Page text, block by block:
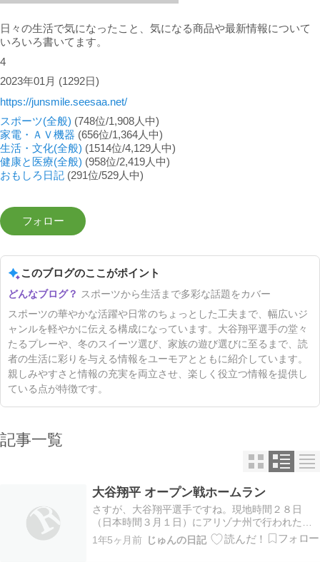
日々の生活で気になったこと、気になる商品や最新情報について
いろいろ書いてます。
4
2023年01月 (1292日)
https://junsmile.seesaa.net/
スポーツ(全般) (748位/1,908人中)
家電・ＡＶ機器 (656位/1,364人中)
生活・文化(全般) (1514位/4,129人中)
健康と医療(全般) (958位/2,419人中)
おもしろ日記 (291位/529人中)
このブログのここがポイント
スポーツから生活まで多彩な話題をカバー
スポーツの華やかな活躍や日常のちょっとした工夫まで、幅広いジ
ャンルを軽やかに伝える構成になっています。大谷翔平選手の堂々
たるプレーや、冬のスイーツ選び、家族の遊び選びに至るまで、読
者の生活に彩りを与える情報をユーモアとともに紹介しています。
親しみやすさと情報の充実を両立させ、楽しく役立つ情報を提供し
ている点が特徴です。
記事一覧
大谷翔平 オープン戦ホームラン
さすが、大谷翔平選手ですね。現地時間２８日
（日本時間３月１日）にアリゾナ州で行われたエ
ンゼルスとのオープン戦で「1番指名打者」で出
場。ピッチャーは今季アストロズからエンゼルス
1年5ヶ月前 じゅんの日記